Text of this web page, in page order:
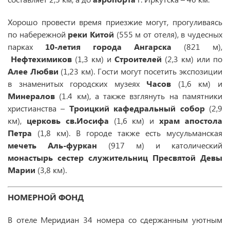
Хорошо провести время приезжие могут, прогуливаясь
по набережной реки Китой (555 м от отеля), в чудесных
парках 10-летия города Ангарска (821 м),
Нефтехимиков (1,3 км) и Строителей (2,3 км) или по
Алее Любви (1,23 км). Гости могут посетить экспозиции
в знаменитых городских музеях Часов (1,6 км) и
Минералов (1.4 км), а также взглянуть на памятники
христианства – Троицкий кафедральный собор(2,9
км), церковь св.Иосифа (1,6 км) ихрам апостола
Петра (1,8 км). В городе также есть мусульманская
мечеть Аль-фуркан (917 м) и католический
монастырь сестер служительниц Пресвятой Девы
Марии (3,8 км).
НОМЕРНОЙ ФОНД
В отеле Меридиан 34 номера со сдержанным уютным